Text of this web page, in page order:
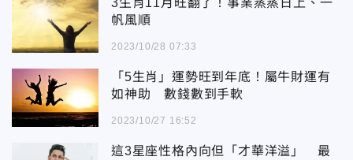
3生肖11月旺翻了！事業蒸蒸日上、一
帆風順
2023/10/28 07:33
「5生肖」運勢旺到年底！屬牛財運有
如神助 數錢數到手軟
2023/10/27 16:52
這3星座性格內向但「才華洋溢」 最